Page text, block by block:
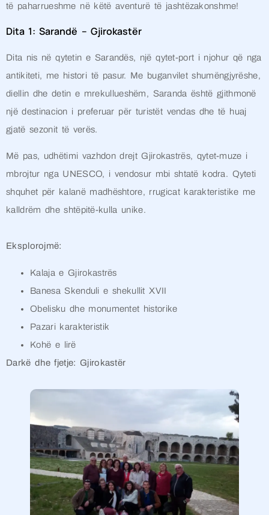
të paharrueshme në këtë aventurë të jashtëzakonshme!
Dita 1: Sarandë – Gjirokastër
Dita nis në qytetin e Sarandës, një qytet-port i njohur që nga
antikiteti, me histori të pasur. Me buganvilet shumëngjyrëshe,
diellin dhe detin e mrekullueshëm, Saranda është gjithmonë
një destinacion i preferuar për turistët vendas dhe të huaj
gjatë sezonit të verës.
Më pas, udhëtimi vazhdon drejt Gjirokastrës, qytet-muze i
mbrojtur nga UNESCO, i vendosur mbi shtatë kodra. Qyteti
shquhet për kalanë madhështore, rrugicat karakteristike me
kalldrëm dhe shtëpitë-kulla unike.
Eksplorojmë:
Kalaja e Gjirokastrës
Banesa Skenduli e shekullit XVII
Obelisku dhe monumentet historike
Pazari karakteristik
Kohë e lirë
Darkë dhe fjetje: Gjirokastër